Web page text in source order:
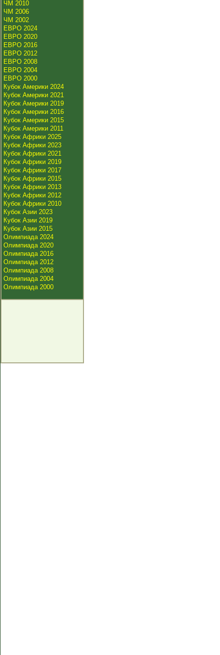
ЧМ 2010
ЧМ 2006
ЧМ 2002
ЕВРО 2024
ЕВРО 2020
ЕВРО 2016
ЕВРО 2012
ЕВРО 2008
ЕВРО 2004
ЕВРО 2000
Кубок Америки 2024
Кубок Америки 2021
Кубок Америки 2019
Кубок Америки 2016
Кубок Америки 2015
Кубок Америки 2011
Кубок Африки 2025
Кубок Африки 2023
Кубок Африки 2021
Кубок Африки 2019
Кубок Африки 2017
Кубок Африки 2015
Кубок Африки 2013
Кубок Африки 2012
Кубок Африки 2010
Кубок Азии 2023
Кубок Азии 2019
Кубок Азии 2015
Олимпиада 2024
Олимпиада 2020
Олимпиада 2016
Олимпиада 2012
Олимпиада 2008
Олимпиада 2004
Олимпиада 2000